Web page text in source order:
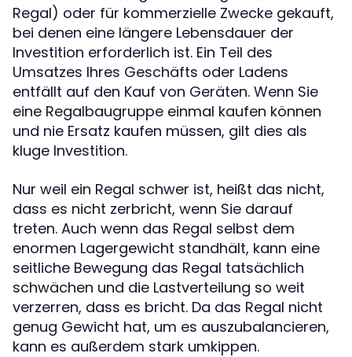
Regal) oder für kommerzielle Zwecke gekauft,
bei denen eine längere Lebensdauer der
Investition erforderlich ist. Ein Teil des
Umsatzes Ihres Geschäfts oder Ladens
entfällt auf den Kauf von Geräten. Wenn Sie
eine Regalbaugruppe einmal kaufen können
und nie Ersatz kaufen müssen, gilt dies als
kluge Investition.
Nur weil ein Regal schwer ist, heißt das nicht,
dass es nicht zerbricht, wenn Sie darauf
treten. Auch wenn das Regal selbst dem
enormen Lagergewicht standhält, kann eine
seitliche Bewegung das Regal tatsächlich
schwächen und die Lastverteilung so weit
verzerren, dass es bricht. Da das Regal nicht
genug Gewicht hat, um es auszubalancieren,
kann es außerdem stark umkippen.